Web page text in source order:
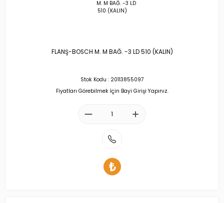
FLANŞ-BOSCH M. M BAĞ. -3 LD 510 (KALIN)
Stok Kodu : 20113855097
Fiyatları Görebilmek İçin Bayi Girişi Yapınız.